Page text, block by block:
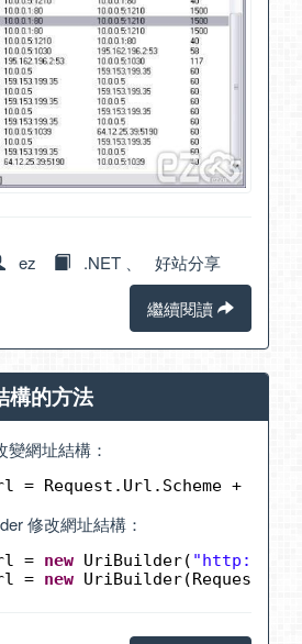
ez .NET
好站分享
繼續閱讀
構的方法
網址結構：
= Request.Url.Scheme +
修改網址結構：
= new UriBuilder( "http://
= new